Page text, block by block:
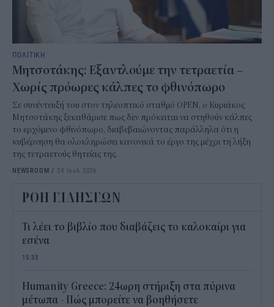
ΠΟΛΙΤΙΚΗ
Μητσοτάκης: Εξαντλούμε την τετραετία –
Χωρίς πρόωρες κάλπες το φθινόπωρο
Σε συνέντευξή του στον τηλεοπτικό σταθμό OPEN, ο Κυριάκος
Μητσοτάκης ξεκαθάρισε πως δεν πρόκειται να στηθούν κάλπες
το ερχόμενο φθινόπωρο, διαβεβαιώνοντας παράλληλα ότι η
κυβέρνηση θα ολοκληρώσει κανονικά το έργο της μέχρι τη λήξη
της τετραετούς θητείας της.
NEWSROOM / 24 Ιουλ 2026
ΡΟΗ ΕΙΔΗΣΕΩΝ
Τι λέει το βιβλίο που διαβάζεις το καλοκαίρι για
εσένα
15:33
Humanity Greece: 24ωρη στήριξη στα πύρινα
μέτωπα - Πώς μπορείτε να βοηθήσετε